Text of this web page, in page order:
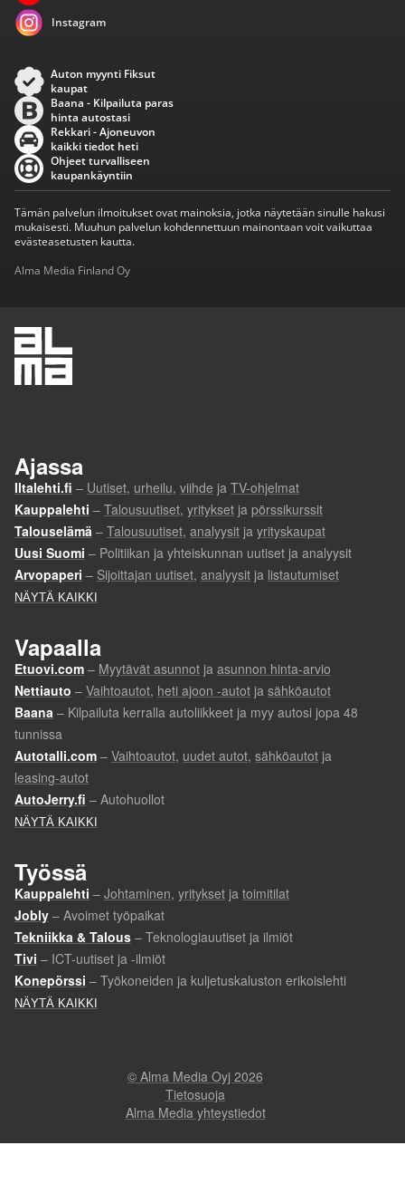
Instagram
Auton myynti Fiksut
kaupat
Baana - Kilpailuta paras
hinta autostasi
Rekkari - Ajoneuvon
kaikki tiedot heti
Ohjeet turvalliseen
kaupankäyntiin
Tämän palvelun ilmoitukset ovat mainoksia, jotka näytetään sinulle hakusi
mukaisesti. Muuhun palvelun kohdennettuun mainontaan voit vaikuttaa
evästeasetusten kautta.
Alma Media Finland Oy